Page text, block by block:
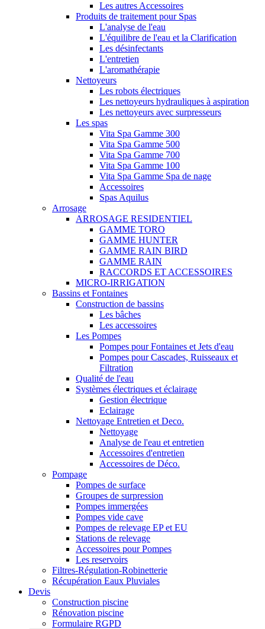
Les autres Accessoires
Produits de traitement pour Spas
L'analyse de l'eau
L'équilibre de l'eau et la Clarification
Les désinfectants
L'entretien
L'aromathérapie
Nettoyeurs
Les robots électriques
Les nettoyeurs hydrauliques à aspiration
Les nettoyeurs avec surpresseurs
Les spas
Vita Spa Gamme 300
Vita Spa Gamme 500
Vita Spa Gamme 700
Vita Spa Gamme 100
Vita Spa Gamme Spa de nage
Accessoires
Spas Aquilus
Arrosage
ARROSAGE RESIDENTIEL
GAMME TORO
GAMME HUNTER
GAMME RAIN BIRD
GAMME RAIN
RACCORDS ET ACCESSOIRES
MICRO-IRRIGATION
Bassins et Fontaines
Construction de bassins
Les bâches
Les accessoires
Les Pompes
Pompes pour Fontaines et Jets d'eau
Pompes pour Cascades, Ruisseaux et
Filtration
Qualité de l'eau
Systèmes électriques et éclairage
Gestion électrique
Eclairage
Nettoyage Entretien et Deco.
Nettoyage
Analyse de l'eau et entretien
Accessoires d'entretien
Accessoires de Déco.
Pompage
Pompes de surface
Groupes de surpression
Pompes immergées
Pompes vide cave
Pompes de relevage EP et EU
Stations de relevage
Accessoires pour Pompes
Les reservoirs
Filtres-Régulation-Robinetterie
Récupération Eaux Pluviales
Devis
Construction piscine
Rénovation piscine
Formulaire RGPD